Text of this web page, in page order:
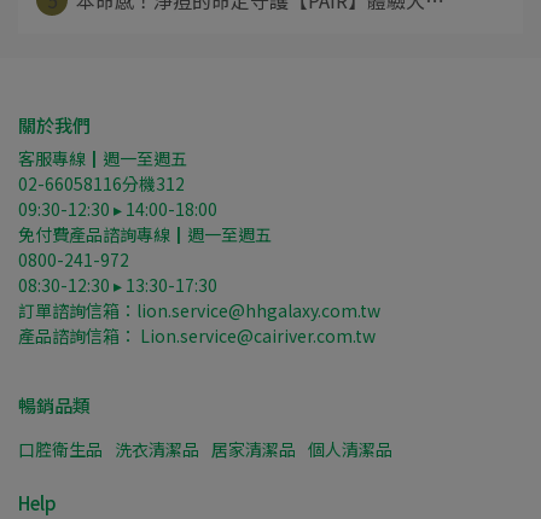
關於我們
客服專線┃週一至週五
02-66058116分機312
09:30-12:30 ▸ 14:00-18:00
免付費產品諮詢專線┃週一至週五
0800-241-972
08:30-12:30 ▸ 13:30-17:30
訂單諮詢信箱：lion.service@hhgalaxy.com.tw
產品諮詢信箱： Lion.service@cairiver.com.tw
暢銷品類
口腔衛生品 洗衣清潔品 居家清潔品 個人清潔品
Help